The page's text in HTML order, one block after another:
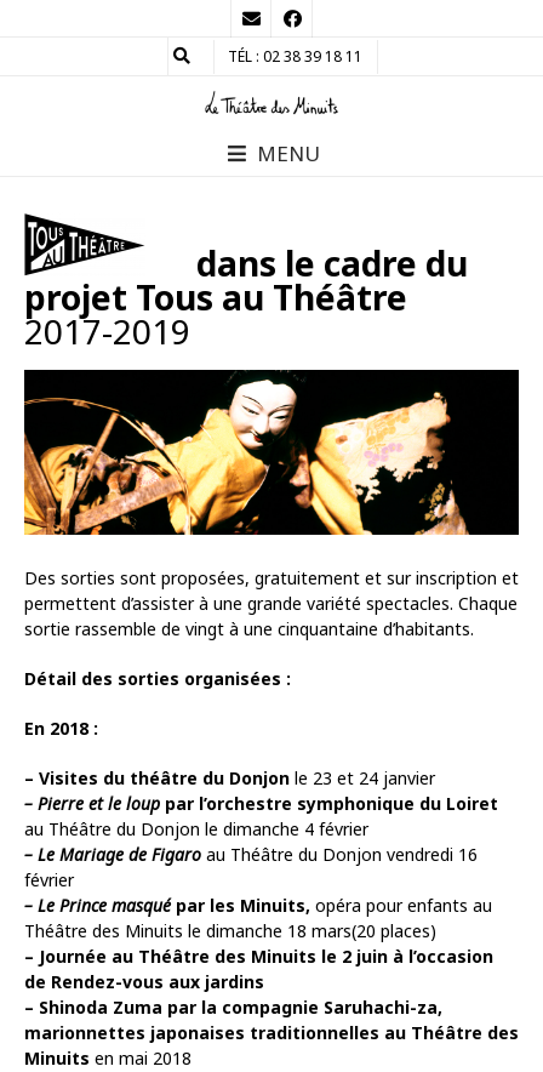
TÉL : 02 38 39 18 11
MENU
dans le cadre du
projet Tous au Théâtre
2017-2019
Des sorties sont proposées, gratuitement et sur inscription et
permettent d’assister à une grande variété spectacles. Chaque
sortie rassemble de vingt à une cinquantaine d’habitants.
Détail des sorties organisées :
En 2018 :
– Visites du théâtre du Donjon le 23 et 24 janvier
– Pierre et le loup par l’orchestre symphonique du Loiret
au Théâtre du Donjon le dimanche 4 février
– Le Mariage de Figaro au Théâtre du Donjon vendredi 16
février
– Le Prince masqué par les Minuits, opéra pour enfants au
Théâtre des Minuits le dimanche 18 mars(20 places)
– Journée au Théâtre des Minuits le 2 juin à l’occasion
de Rendez-vous aux jardins
– Shinoda Zuma par la compagnie Saruhachi-za,
marionnettes japonaises traditionnelles au Théâtre des
Minuits en mai 2018